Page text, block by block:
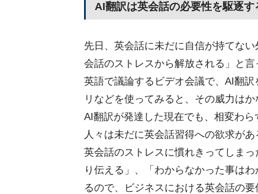
AI翻訳は英会話の必要性を駆逐す
先日、英会話に未だに自信が持てな
会話のストレスから解放される」と
英語で議論するビデオ会議で、AI翻
リなどを使ってみると、その威力は
AI翻訳が発達した現在でも、相変わ
人々は未だに英会話習得への欲求が
英会話のストレスに慣れきってしま
り伝える」、「わからなかった事は
るので、ビジネスにおける英会話の